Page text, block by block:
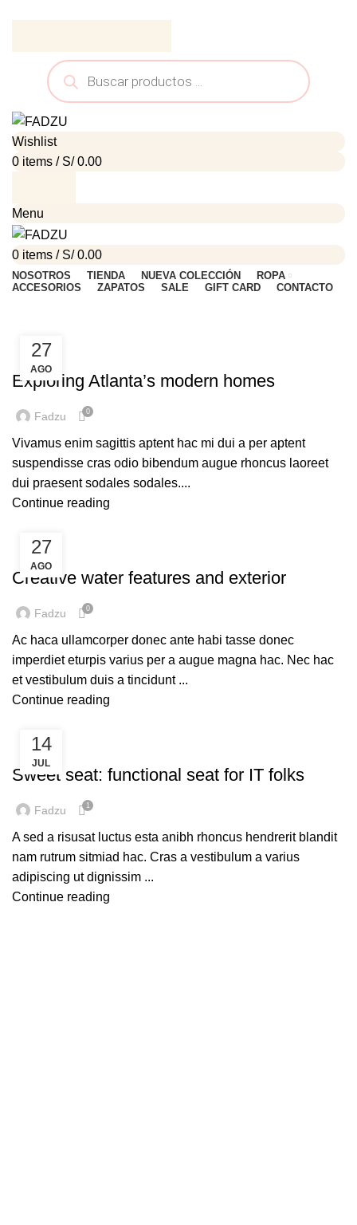
Wishlist
0 items / S/0.00
Menu
0 items / S/0.00
NOSOTROS TIENDA NUEVA COLECCIÓN
ROPA
ACCESORIOS
ZAPATOS SALE GIFT CARD CONTACTO
27
AGO
DECORATION
Exploring Atlanta’s modern homes
Fadzu 0
Vivamus enim sagittis aptent hac mi dui a per aptent
suspendisse cras odio bibendum augue rhoncus laoreet
dui praesent sodales sodales....
Continue reading
27
AGO
DECORATION
Creative water features and exterior
Fadzu 0
Ac haca ullamcorper donec ante habi tasse donec
imperdiet eturpis varius per a augue magna hac. Nec hac
et vestibulum duis a tincidunt ...
Continue reading
14
JUL
FURNITURE
Sweet seat: functional seat for IT folks
Fadzu 1
A sed a risusat luctus esta anibh rhoncus hendrerit blandit
nam rutrum sitmiad hac. Cras a vestibulum a varius
adipiscing ut dignissim ...
Continue reading